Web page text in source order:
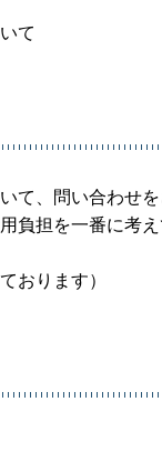
て
て、問い合わせ
負担を一番に考
おります）